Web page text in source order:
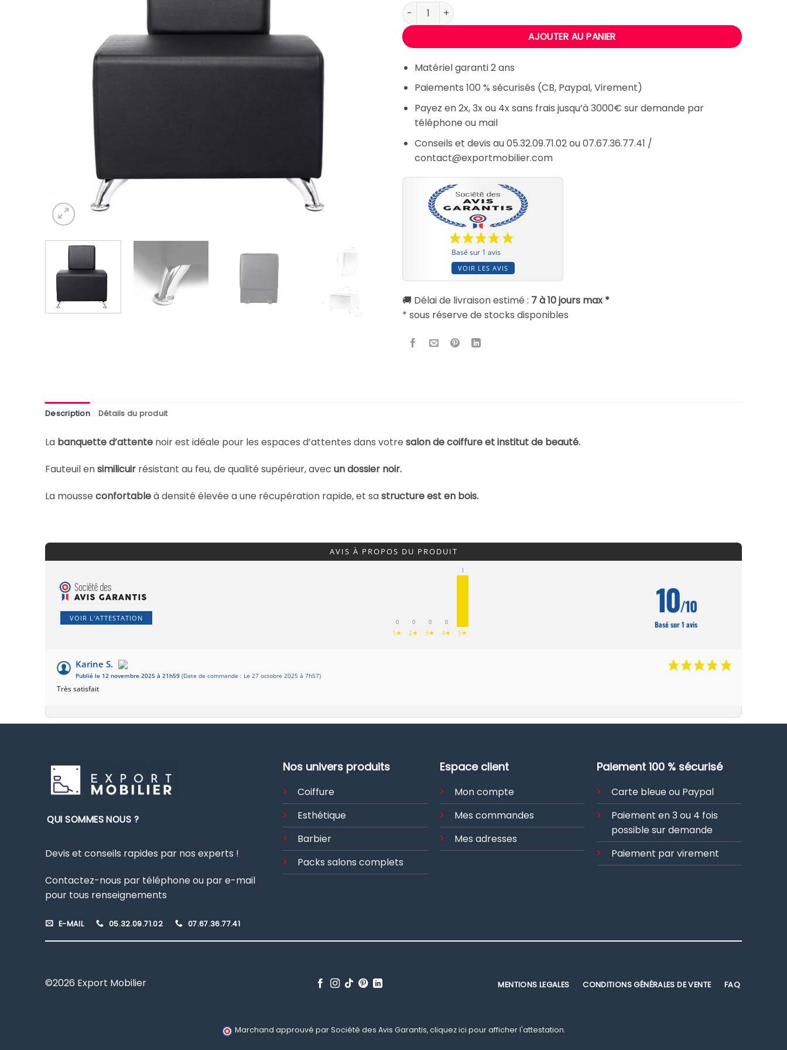
quantité de Banc d'attente Lee + dossier Ian
AJOUTER AU PANIER
Matériel garanti 2 ans
Paiements 100 % sécurisés (CB, Paypal, Virement)
Payez en 2x, 3x ou 4x sans frais jusqu’à 3000€ sur demande par
téléphone ou mail
Conseils et devis au 05.32.09.71.02 ou 07.67.36.77.41 /
contact@exportmobilier.com
Basé sur 1 avis
VOIR LES AVIS
🚚 Délai de livraison estimé : 7 à 10 jours max *
* sous réserve de stocks disponibles
Description Détails du produit
La banquette d’attente noir est idéale pour les espaces d’attentes dans votre salon de coiffure et institut de beauté.
Fauteuil ensimilicuir résistant au feu, de qualité supérieur, avec un dossier noir.
La mousse confortableà densité élevée a une récupération rapide, et sastructure est en bois.
AVIS À PROPOS DU PRODUIT
VOIR L'ATTESTATION 0
1★
0
2★
0
3★
0
4★
1
5★
10/10
Basé sur 1 avis
Karine S.
Publié le 12 novembre 2025 à 21h59 (Date de commande : Le 27 octobre 2025 à 7h57)
Très satisfait
QUI SOMMES NOUS ?
Devis et conseils rapides par nos experts !
Contactez-nous par téléphone ou par e-mail
pour tous renseignements
E-MAIL 05.32.09.71.02 07.67.36.77.41
Nos univers produits
Coiffure
Esthétique
Barbier
Packs salons complets
Espace client
Mon compte
Mes commandes
Mes adresses
Paiement 100 % sécurisé
Carte bleue ou Paypal
Paiement en 3 ou 4 fois
possible sur demande
Paiement par virement
©2026 Export Mobilier MENTIONS LEGALES CONDITIONS GÉNÉRALES DE VENTE FAQ
Marchand approuvé par Société des Avis Garantis,cliquez ici pour afficher l'attestation.